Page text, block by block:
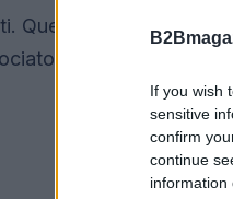
If you wish
sensitive
confirm
continue
information
Questi round variano in